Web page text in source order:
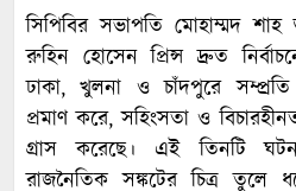
সিপিবির সভাপতি মোহাম্মদ
রুহিন হোসেন প্রিন্স দ্রুত
ঢাকা, খুলনা ও চাঁদপুরে
প্রমাণ করে, সহিংসতা ও
গ্রাস করেছে। এই তিনটি
রাজনৈতিক সঙ্কটের চিত্র তুলে